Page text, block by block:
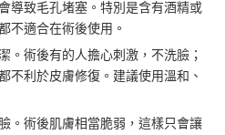
導致毛孔堵塞。特別是含有酒精或
不適合在術後使用。
。術後有的人擔心刺激，不洗臉；
不利於皮膚修復。建議使用溫和、
。術後肌膚相當脆弱，這樣只會讓